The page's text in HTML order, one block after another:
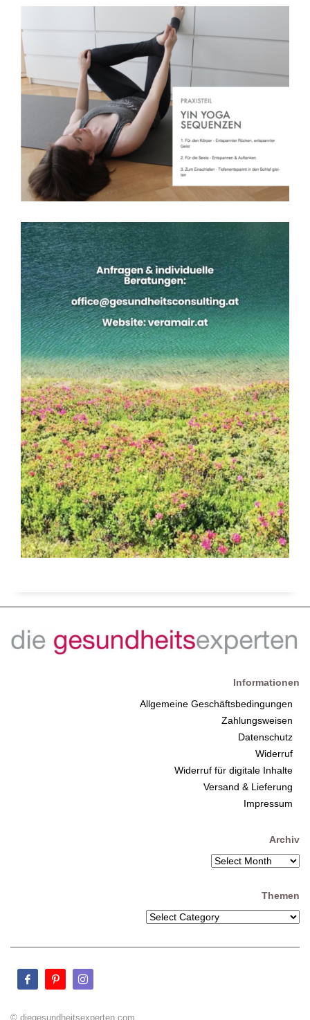
Informationen
Allgemeine Geschäftsbedingungen
Zahlungsweisen
Datenschutz
Widerruf
Widerruf für digitale Inhalte
Versand & Lieferung
Impressum
Archiv
Themen
© diegesundheitsexperten.com